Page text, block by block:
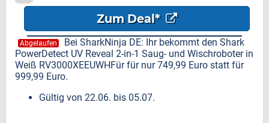
749,99 Euro
Zum Deal*
Abgelaufen
Bei SharkNinja DE: Ihr bekommt den Shark
PowerDetect UV Reveal 2-in-1 Saug- und Wischroboter in
Weiß RV3000XEEUWHFür für nur 749,99 Euro statt für
999,99 Euro.
Gültig von 22.06. bis 05.07.